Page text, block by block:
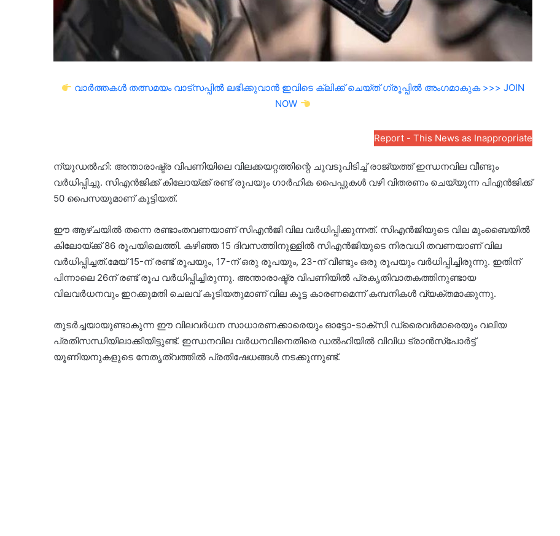
വാർത്തകൾ തത്സമയം വാട്സപ്പിൽ ലഭിക്കുവാൻ ഇവിടെ ക്ലിക്ക് ചെയ്ത് ഗ്രൂപ്പിൽ അംഗമാകുക >>> JOIN
NOW
Report - This News as Inappropriate
ന്യൂഡൽഹി: അന്താരാഷ്ട്ര വിപണിയിലെ വിലക്കയറ്റത്തിന്റെ ചുവടുപിടിച്ച് രാജ്യത്ത് ഇന്ധനവില വീണ്ടും
വർധിപ്പിച്ചു. സിഎൻജിക്ക് കിലോയ്ക്ക് രണ്ട് രൂപയും ഗാർഹിക പൈപ്പുകൾ വഴി വിതരണം ചെയ്യുന്ന പിഎൻജിക്ക്
50 പൈസയുമാണ് കൂട്ടിയത്.
ഈ ആഴ്‌ചയിൽ തന്നെ രണ്ടാംതവണയാണ് സിഎൻജി വില വർധിപ്പിക്കുന്നത്. സിഎൻജിയുടെ വില മുംബൈയിൽ
കിലോയ്ക്ക് 86 രൂപയിലെത്തി. കഴിഞ്ഞ 15 ദിവസത്തിനുള്ളിൽ സിഎൻജിയുടെ നിരവധി തവണയാണ് വില
വർധിപ്പിച്ചത്.മേയ് 15-ന് രണ്ട് രൂപയും, 17-ന് ഒരു രൂപയും, 23-ന് വീണ്ടും ഒരു രൂപയും വർധിപ്പിച്ചിരുന്നു. ഇതിന്
പിന്നാലെ 26ന് രണ്ട് രൂപ വർധിപ്പിച്ചിരുന്നു. അന്താരാഷ്ട്ര വിപണിയിൽ പ്രകൃതിവാതകത്തിനുണ്ടായ
വിലവർധനവും ഇറക്കുമതി ചെലവ് കൂടിയതുമാണ് വില കൂട്ട കാരണമെന്ന് കമ്പനികൾ വ്യക്തമാക്കുന്നു.
തുടർച്ചയായുണ്ടാകുന്ന ഈ വിലവർധന സാധാരണക്കാരെയും ഓട്ടോ-ടാക്സി ഡ്രൈവർമാരെയും വലിയ
പ്രതിസന്ധിയിലാക്കിയിട്ടുണ്ട്. ഇന്ധനവില വർധനവിനെതിരെ ഡൽഹിയിൽ വിവിധ ട്രാൻസ്പോർട്ട്
യൂണിയനുകളുടെ നേതൃത്വത്തിൽ പ്രതിഷേധങ്ങൾ നടക്കുന്നുണ്ട്.